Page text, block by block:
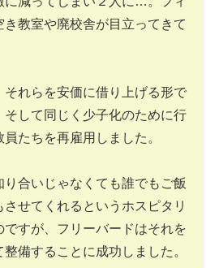
き教室や廃校舎が目立ってきて
それらを安価に借り上げる形で
そして同じく少子化のために行
たちを再雇用しました。
合いじゃなくても誰でもご飯
せてくれるというホスピタリ
ですが、フリーバードはそれを
備することに成功しました。